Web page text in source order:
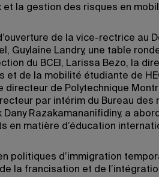
et la gestion des risques en
de la vice-rectrice au
Guylaine Landry, une table
du BCEI, Larissa Bezo, la
et de la mobilité étudiante de
directeur de Polytechnique
par intérim du Bureau
Dany Razakamananifidiny, a
en matière d’éducation
politiques d’immigration
de la francisation et de